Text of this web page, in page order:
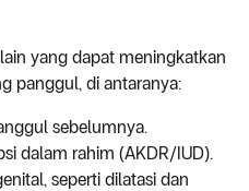
yang dapat meningkatkan
panggul, di antaranya:
sebelumnya.
dalam rahim (AKDR/IUD).
seperti dilatasi dan